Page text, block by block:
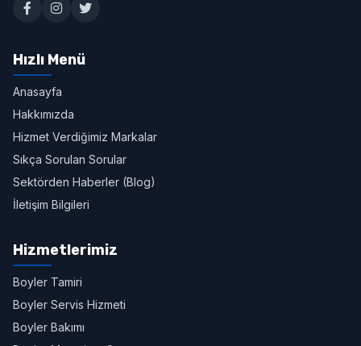
Hızlı Menü
Anasayfa
Hakkımızda
Hizmet Verdiğimiz Markalar
Sıkça Sorulan Sorular
Sektörden Haberler (Blog)
İletişim Bilgileri
Hizmetlerimiz
Boyler Tamiri
Boyler Servis Hizmeti
Boyler Bakımı